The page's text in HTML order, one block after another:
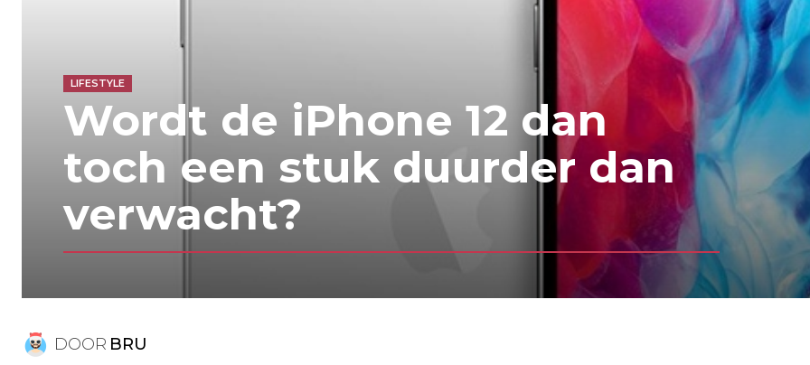
LIFESTYLE
Wordt de iPhone 12 dan
toch een stuk duurder dan
verwacht?
DOOR BRU